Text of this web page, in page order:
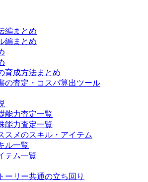
編まとめ
編まとめ
育成方法まとめ
の査定・コスパ算出ツール
能力査定一覧
能力査定一覧
スメのスキル・アイテム
ル一覧
テム一覧
ーリー共通の立ち回り